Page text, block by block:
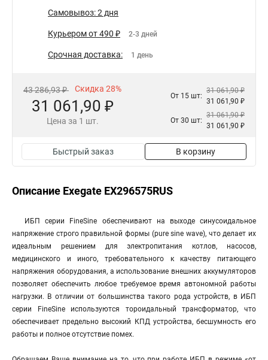
Самовывоз: 2 дня
Курьером от 490 ₽ 2-3 дней
Срочная доставка: 1 день
43 286,93 ₽ Скидка 28%
31 061,90 ₽
Цена за 1 шт.
От 15 шт:
31 061,90 ₽
31 061,90 ₽
От 30 шт:
31 061,90 ₽
31 061,90 ₽
Быстрый заказ В корзину
Описание Exegate EX296575RUS
ИБП серии FineSine обеспечивают на выходе синусоидальное
напряжение строго правильной формы (pure sine wave), что делает их
идеальным решением для электропитания котлов, насосов,
медицинского и иного, требовательного к качеству питающего
напряжения оборудования, а использование внешних аккумуляторов
позволяет обеспечить любое требуемое время автономной работы
нагрузки. В отличии от большинства такого рода устройств, в ИБП
серии FineSine используются тороидальный трансформатор, что
обеспечивает предельно высокий КПД устройства, бесшумность его
работы и полное отсутствие помех.